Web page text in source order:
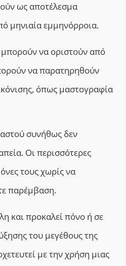
ως αποτέλεσμα
μηνιαία εμμηνόρροια.
να οριστούν από
να παρατηρηθούν
όπως μαστογραφία
συνήθως δεν
Οι περισσότερες
τους χωρίς να
παρέμβαση.
και προκαλεί πόνο ή σε
του μεγέθους της
με την χρήση μιας